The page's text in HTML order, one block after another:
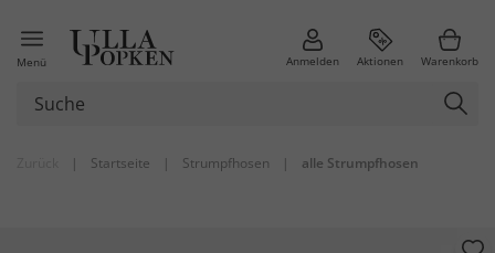
Menü Anmelden Aktionen Warenkorb
| Startseite | Strumpfhosen | alle Strumpfhosen